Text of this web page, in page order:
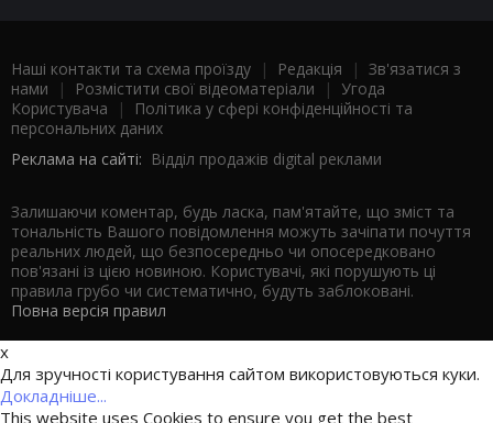
Наші контакти та схема проїзду | Редакція | Зв'язатися з
нами | Розмістити свої відеоматеріали | Угода
Користувача |
Політика у сфері конфіденційності та
персональних даних
Реклама на сайті: Відділ продажів digital реклами
Залишаючи коментар, будь ласка, пам'ятайте, що зміст та
тональність Вашого повідомлення можуть зачіпати почуття
реальних людей, що безпосередньо чи опосередковано
пов'язані із цією новиною. Користувачі, які порушують ці
правила грубо чи систематично, будуть заблоковані.
Повна версія правил
x
Для зручності користування сайтом використовуються куки.
Докладніше...
This website uses Cookies to ensure you get the best